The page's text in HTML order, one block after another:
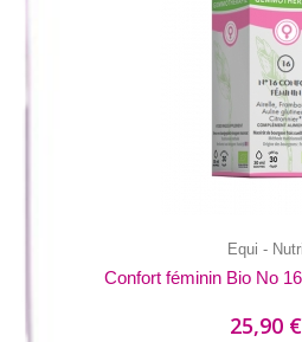
Equi - Nutri
Confort féminin Bio No
25,90 €